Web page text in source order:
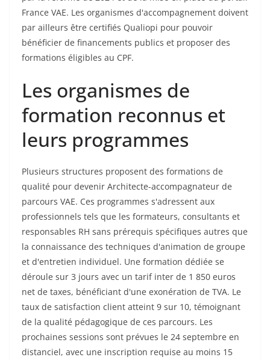
France VAE. Les organismes d'accompagnement doivent
par ailleurs être certifiés Qualiopi pour pouvoir
bénéficier de financements publics et proposer des
formations éligibles au CPF.
Les organismes de
formation reconnus et
leurs programmes
Plusieurs structures proposent des formations de
qualité pour devenir Architecte-accompagnateur de
parcours VAE. Ces programmes s'adressent aux
professionnels tels que les formateurs, consultants et
responsables RH sans prérequis spécifiques autres que
la connaissance des techniques d'animation de groupe
et d'entretien individuel. Une formation dédiée se
déroule sur 3 jours avec un tarif inter de 1 850 euros
net de taxes, bénéficiant d'une exonération de TVA. Le
taux de satisfaction client atteint 9 sur 10, témoignant
de la qualité pédagogique de ces parcours. Les
prochaines sessions sont prévues le 24 septembre en
distanciel, avec une inscription requise au moins 15